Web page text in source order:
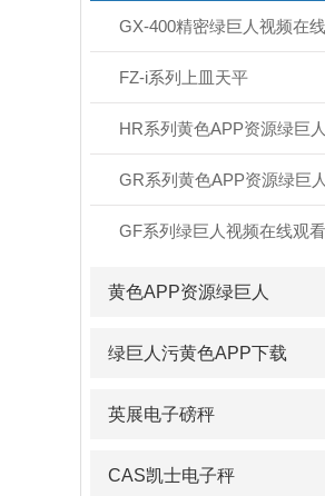
FZ-i系列上皿天平
HR系列黄色APP资源绿巨人
GR系列黄色APP资源绿巨人
黄色APP资源绿巨人
绿巨人污黄色APP下载
英展电子磅秤
CAS凯士电子秤